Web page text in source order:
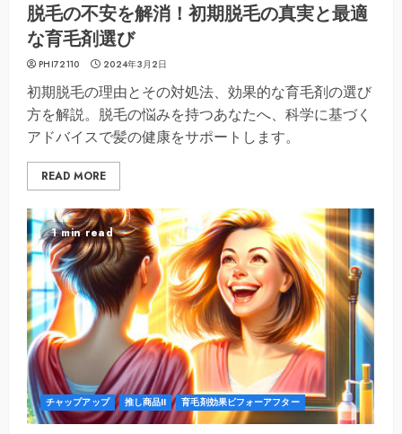
脱毛の不安を解消！初期脱毛の真実と最適
な育毛剤選び
PHI72110 2024年3月2日
初期脱毛の理由とその対処法、効果的な育毛剤の選び
方を解説。脱毛の悩みを持つあなたへ、科学に基づく
アドバイスで髪の健康をサポートします。
READ MORE
1 min read
チャップアップ 推し商品II 育毛剤効果ビフォーアフター